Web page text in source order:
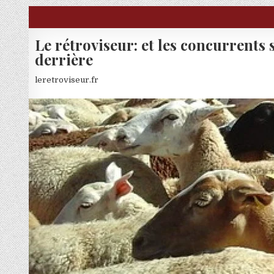
Skip to content
Le rétroviseur: et les concurrents
derrière
leretroviseur.fr